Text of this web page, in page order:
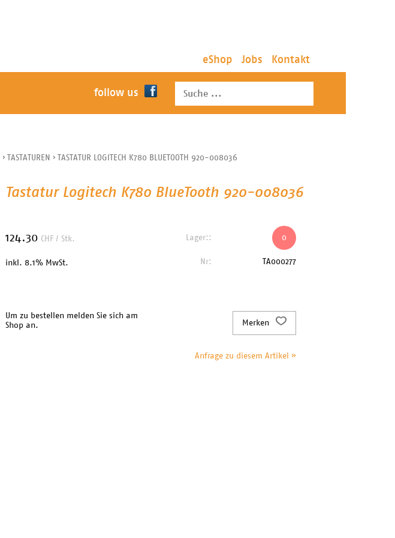
eShop Jobs Kontakt
follow us
› TASTATUREN › TASTATUR LOGITECH K780 BLUETOOTH 920-008036
Tastatur Logitech K780 BlueTooth 920-008036
124.30 CHF / Stk.
inkl. 8.1% MwSt.
Lager:: 0
Nr: TA000277
Um zu bestellen melden Sie sich am
Shop an.
Merken
Anfrage zu diesem Artikel »